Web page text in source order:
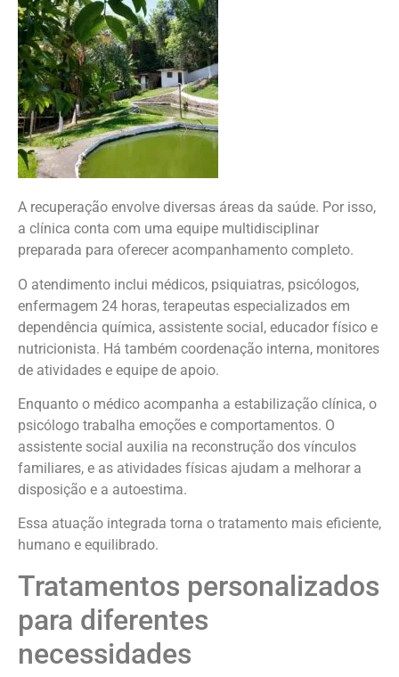
A recuperação envolve diversas áreas da saúde. Por isso,
a clínica conta com uma equipe multidisciplinar
preparada para oferecer acompanhamento completo.
O atendimento inclui médicos, psiquiatras, psicólogos,
enfermagem 24 horas, terapeutas especializados em
dependência química, assistente social, educador físico e
nutricionista. Há também coordenação interna, monitores
de atividades e equipe de apoio.
Enquanto o médico acompanha a estabilização clínica, o
psicólogo trabalha emoções e comportamentos. O
assistente social auxilia na reconstrução dos vínculos
familiares, e as atividades físicas ajudam a melhorar a
disposição e a autoestima.
Essa atuação integrada torna o tratamento mais eficiente,
humano e equilibrado.
Tratamentos personalizados
para diferentes
necessidades